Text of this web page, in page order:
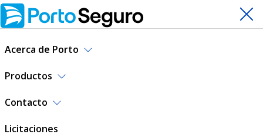
Acerca de Porto
Productos
Contacto
Licitaciones